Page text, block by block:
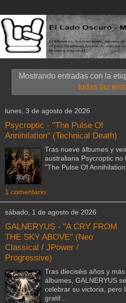
Mostrando entradas con la
todas las
lunes, 3 de agosto de 2026
Psycroptic - "The Pulse Of
Annihilation" (Technical Death)
Tras nueve álbumes y
australiana Psycroptic
"The Pulse Of
1 comentario:
sábado, 1 de agosto de 2026
GALNERYUS - "A CRY FROM
THE SKY ABOVE" (Neo
Classical / JPower /
Progressive)
Tras dieciséis años y
álbumes, GALNERYUS
celebrar su victoria, pero
gratif...